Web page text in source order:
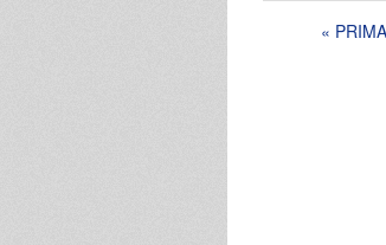
Pagine« PRIMA